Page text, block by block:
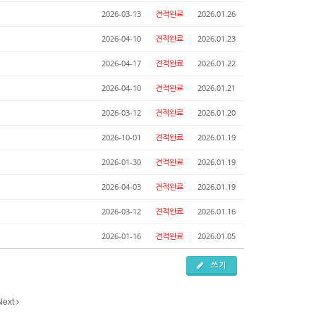
2026-03-13 견적완료 2026.01.26
2026-04-10 견적완료 2026.01.23
2026-04-17 견적완료 2026.01.22
2026-04-10 견적완료 2026.01.21
2026-03-12 견적완료 2026.01.20
2026-10-01 견적완료 2026.01.19
2026-01-30 견적완료 2026.01.19
2026-04-03 견적완료 2026.01.19
2026-03-12 견적완료 2026.01.16
2026-01-16 견적완료 2026.01.05
쓰기